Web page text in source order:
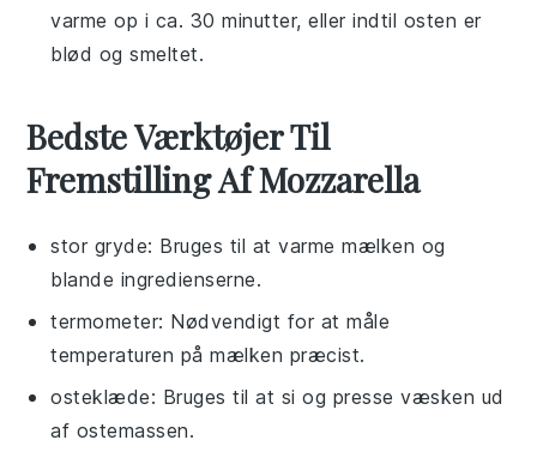
varme op i ca. 30 minutter, eller indtil osten er
blød og smeltet.
Bedste Værktøjer Til
Fremstilling Af Mozzarella
stor gryde: Bruges til at varme mælken og
blande ingredienserne.
termometer: Nødvendigt for at måle
temperaturen på mælken præcist.
osteklæde: Bruges til at si og presse væsken ud
af ostemassen.